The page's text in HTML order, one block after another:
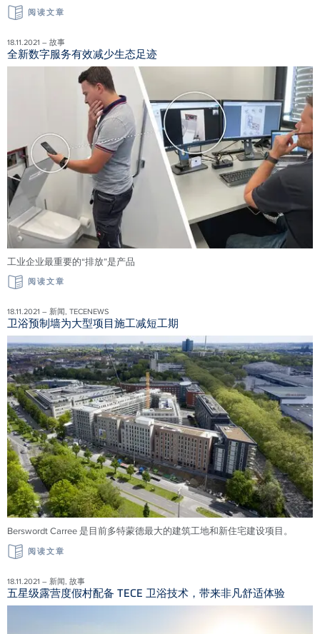
阅读文章
18.11.2021 – 故事
全新数字服务有效减少生态足迹
工业企业最重要的“排放”是产品
阅读文章
18.11.2021 – 新闻, TECENEWS
卫浴预制墙为大型项目施工减短工期
Berswordt Carree 是目前多特蒙德最大的建筑工地和新住宅建设项目。
阅读文章
18.11.2021 – 新闻, 故事
五星级露营度假村配备 TECE 卫浴技术，带来非凡舒适体验